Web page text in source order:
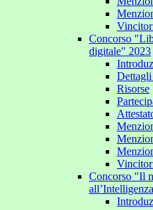
Concorso
digitale" 2023
Risorse
Concorso "Il